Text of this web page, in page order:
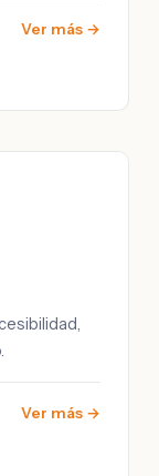
Ver más →
Ver más →